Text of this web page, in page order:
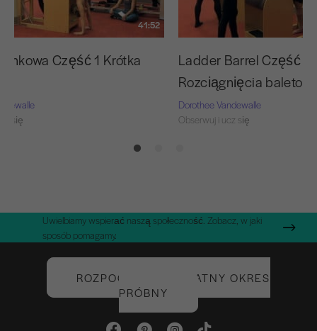
41:52
Część 1 Krótka
się
Ladder Barrel Część 4
Rozciągnięcia
Dorothee Vandewalle
Obserwuj i ucz się
Uwielbiamy wspierać naszą społeczność. Zobacz, w jaki
sposób pomagamy.
ROZPOCZNIJ BEZPŁATNY OKRES
PRÓBNY